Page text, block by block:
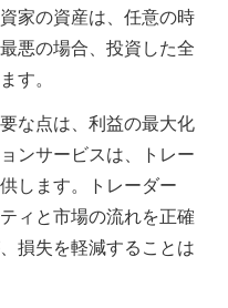
家の資産は、任意の時
悪の場合、投資した全
す。
な点は、利益の最大化
ンサービスは、トレー
します。トレーダー
ィと市場の流れを正確
損失を軽減することは